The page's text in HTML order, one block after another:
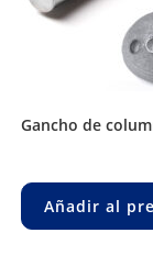
gancho de
Añadir al